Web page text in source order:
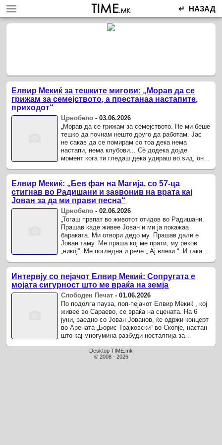
↵ НАЗАД
Елвир Мекиќ за тешките мигови: „Морав да се
грижам за семејството, а престанаа настапите,
приходот“
Црнобело -03.06.2026
„Морав да се грижам за семејството. Не ми беше
тешко да почнам нешто друго да работам. Јас
не сакав да се помирам со тоа дека нема
настапи, нема клубови... Сè додека дојде
момент кога ти гледаш дека удираш во ѕид, она
Елвир Мекиќ: „Бев фан на Магија, со 57-ца
стигнав во Радишани и заѕвонив на врата кај
Јован за да ми прави песна“
Црнобело -02.06.2026
„Тогаш првпат во животот отидов во Радишани.
Прашав каде живее Јован и ми ја покажаа
бараката. Ми отвори дедо му. Прашав дали е
Јован таму. Ме праша кој ме прати, му реков
„никој“. Ме погледна и рече „ Ај влези “. И така
Интервју со пејачот Елвир Мекиќ: Сопругата е
мојата сигурност што ме враќа на земја
Слободен Печат -01.06.2026
По подолга пауза, поп-пејачот Елвир Мекиќ , кој
живее во Сараево, се враќа на сцената. На 6
јуни, заедно со Јован Јованов, ќе одржи концерт
во Арената „Борис Трајковски“ во Скопје, настан
што кај многумина разбуди носталгија за
Desktop TIME.mk
© 2008 - 2026